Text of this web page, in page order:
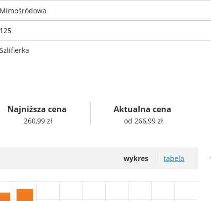
Mimośródowa
125
Szlifierka
Najniższa cena
260,99 zł
Aktualna cena
od 266,99 zł
wykres tabela